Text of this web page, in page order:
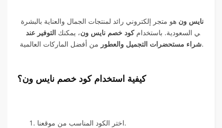
نايس ون هو متجر إلكتروني رائد لمنتجات الجمال والعناية بالبشرة
في السعودية. باستخدامكود خصم نايس ون، يمكنك التوفير عند
شراء مستحضرات التجميل والعطورمن أفضل الماركات العالمية.
كيفية استخدام كود خصم نايس ون؟
اختر الكود المناسب من موقعنا.